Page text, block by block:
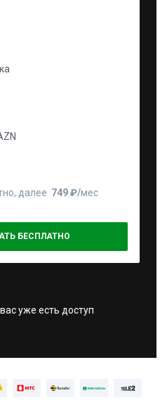
далее 749 ₽⁠/⁠мес
БЕСПЛАТНО
уже есть доступ